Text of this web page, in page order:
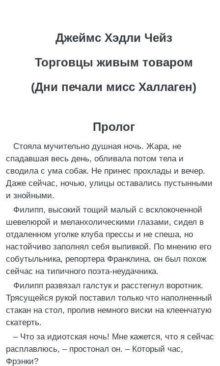
Джеймс Хэдли Чейз
Торговцы живым товаром
(Дни печали мисс Халлаген)
Пролог
Стояла мучительно душная ночь. Жара, не
спадавшая весь день, обливала потом тела и
сводила с ума собак. Не принес прохлады и вечер.
Даже сейчас, ночью, улицы оставались пустынными
и знойными.
Филипп, высокий тощий малый с всклокоченной
шевелюрой и меланхолическими глазами, сидел в
отдаленном уголке клуба прессы и не спеша, но
настойчиво заполнял себя выпивкой. По мнению его
собутыльника, репортера Франклина, он был похож
сейчас на типичного поэта-неудачника.
Филипп развязал галстук и расстегнул воротник.
Трясущейся рукой поставил только что наполненный
стакан на стол, пролив немного виски на клеенчатую
скатерть.
– Что за идиотская ночь! Мне кажется, что я сейчас
расплавлюсь, – простонал он. – Который час,
Фрэнки?